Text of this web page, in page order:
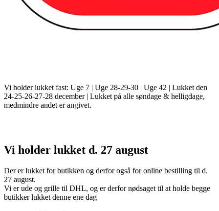
Vi holder lukket fast: Uge 7 | Uge 28-29-30 | Uge 42 | Lukket den
24-25-26-27-28 december | Lukket på alle søndage & helligdage,
medmindre andet er angivet.
Vi holder lukket d. 27 august
Der er lukket for butikken og derfor også for online bestilling til d.
27 august.
Vi er ude og grille til DHL, og er derfor nødsaget til at holde begge
butikker lukket denne ene dag